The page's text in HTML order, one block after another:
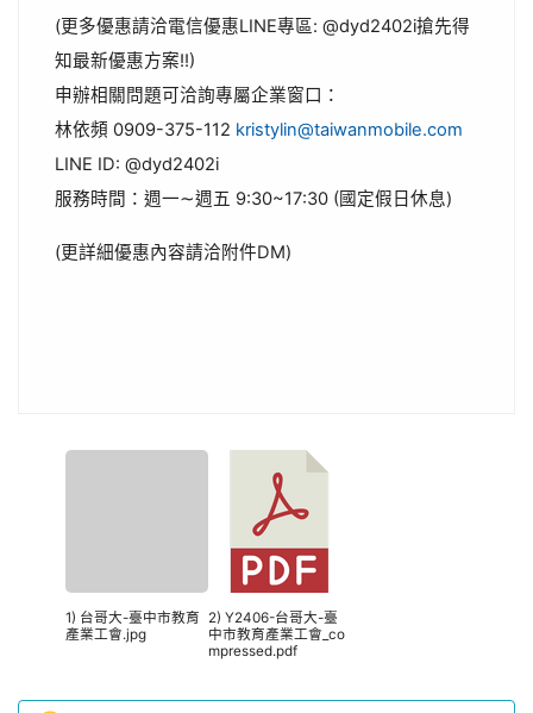
(更多優惠請洽電信優惠LINE專區: @dyd2402i搶先得
知最新優惠方案!!)
申辦相關問題可洽詢專屬企業窗口：
林依頻 0909-375-112 kristylin@taiwanmobile.com
LINE ID: @dyd2402i
服務時間：週一∼週五 9:30~17:30 (國定假日休息)
(更詳細優惠內容請洽附件DM)
1) 台哥大-臺中市教育
產業工會.jpg
2) Y2406-台哥大-臺
中市教育產業工會_co
mpressed.pdf